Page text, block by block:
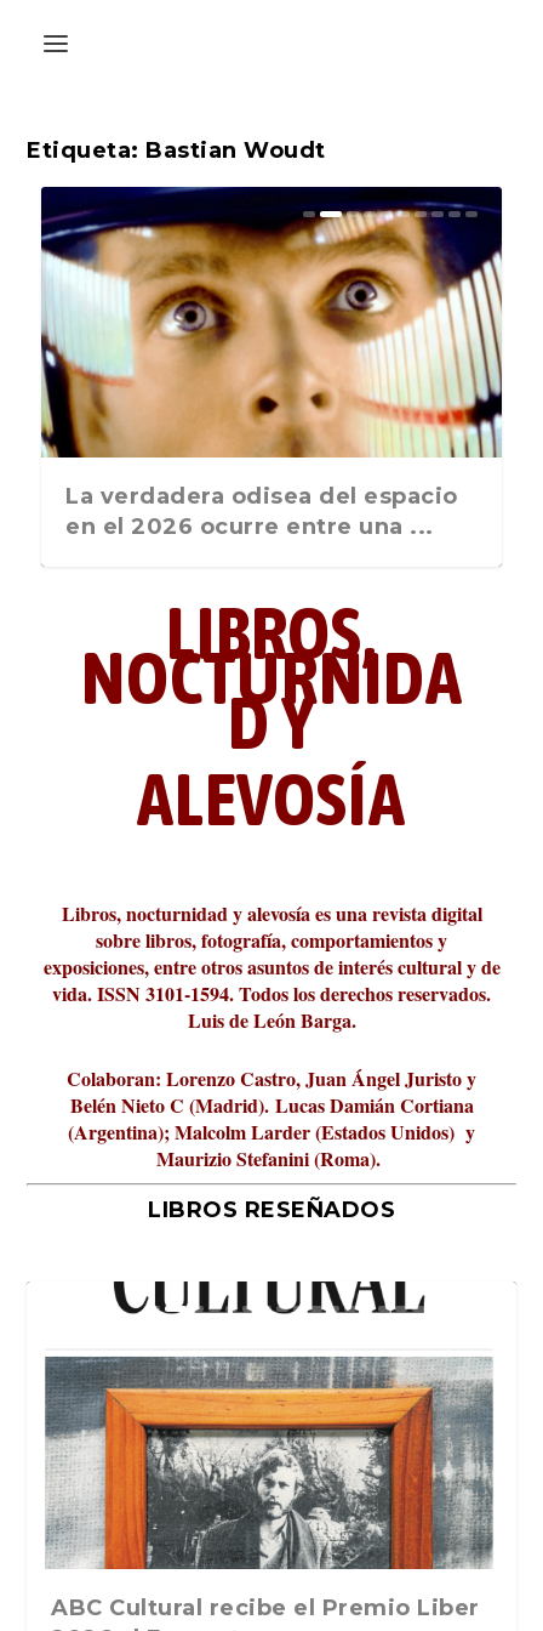
Etiqueta: Bastian Woudt
La última postal de la temporada
nos recuerda que nos vamos ...
La verdadera odisea del espacio
en el 2026 ocurre entre una ...
Liber 2026 al Fomento de la Le...
Revista Cultural Turia, númer...
10.000 pasos al día? Lo que d...
paisajística del mar de Sicil...
París
metafísicos de la novela ne...
LIBROS,
NOCTURNIDA
D Y
ALEVOSÍA
Libros, nocturnidad y alevosía es una revista digital
sobre libros, fotografía, comportamientos y
exposiciones, entre otros asuntos de interés cultural y de
vida. ISSN 3101-1594. Todos los derechos reservados.
Luis de León Barga.
Colaboran: Lorenzo Castro, Juan Ángel Juristo y
Belén Nieto C (Madrid). Lucas Damián Cortiana
(Argentina); Malcolm Larder (Estados Unidos) y
Maurizio Stefanini (Roma).
LIBROS RESEÑADOS
La verdadera odisea del espacio en
ABC Cultural recibe el Premio Liber
La cultura de la transgresión.